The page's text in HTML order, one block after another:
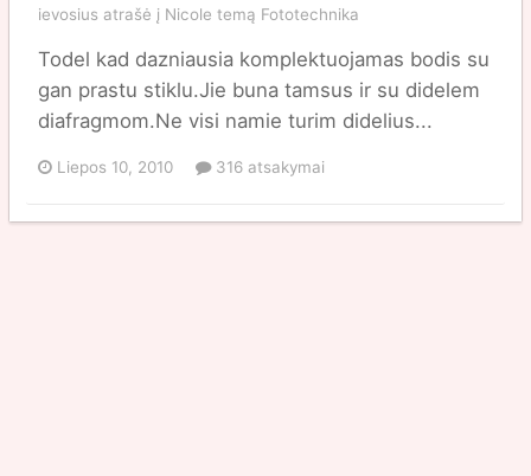
ievosius atrašė į Nicole temą Fototechnika
Todel kad dazniausia komplektuojamas bodis su
gan prastu stiklu.Jie buna tamsus ir su didelem
diafragmom.Ne visi namie turim didelius...
Liepos 10, 2010 316 atsakymai